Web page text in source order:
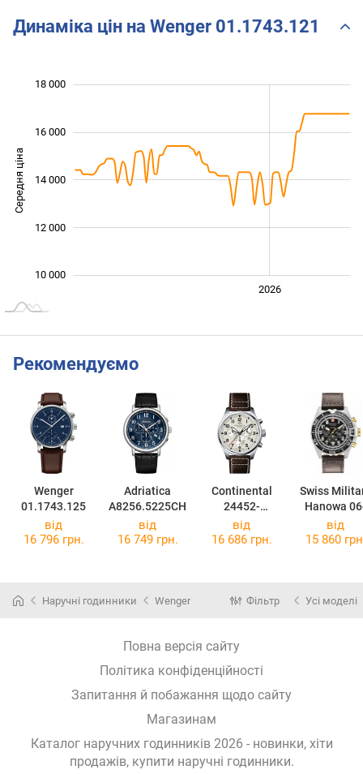
Динаміка цін на Wenger 01.1743.121
Середня ціна 11 000
10 000
12 000
14 000
16 000
18 000
2026
Рекомендуємо
Wenger
01.1743.125
Adriatica
A8256.5225CH
Continental
24452-
GC156220
Swiss
Hanowa
від
16 796 грн.
від
16 749 грн.
від
16 686 грн.
від
15 860
Наручні годинники Wenger Фільтр Усі моделі
Повна версія сайту
Політика конфіденційності
Запитання й побажання щодо сайту
Магазинам
Каталог наручних годинників 2026 - новинки, хіти
продажів, купити наручні годинники.